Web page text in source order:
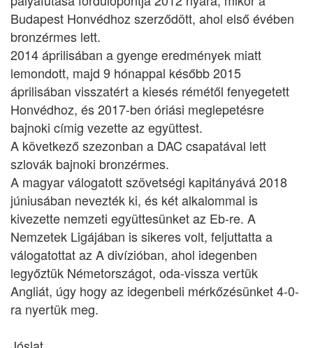
Budapest Honvédhoz szerződött, ahol első évében
bronzérmes lett.
2014 áprilisában a gyenge eredmények miatt
lemondott, majd 9 hónappal később 2015
áprilisában visszatért a kiesés rémétől fenyegetett
Honvédhoz, és 2017-ben óriási meglepetésre
bajnoki címig vezette az együttest.
A következő szezonban a DAC csapatával lett
szlovák bajnoki bronzérmes.
A magyar válogatott szövetségi kapitányává 2018
júniusában nevezték ki, és két alkalommal is
kivezette nemzeti együttesünket az Eb-re. A
Nemzetek Ligájában is sikeres volt, feljuttatta a
válogatottat az A divízióban, ahol idegenben
legyőztük Németországot, oda-vissza vertük
Angliát, úgy hogy az idegenbeli mérkőzésünket 4-0-
ra nyertük meg.